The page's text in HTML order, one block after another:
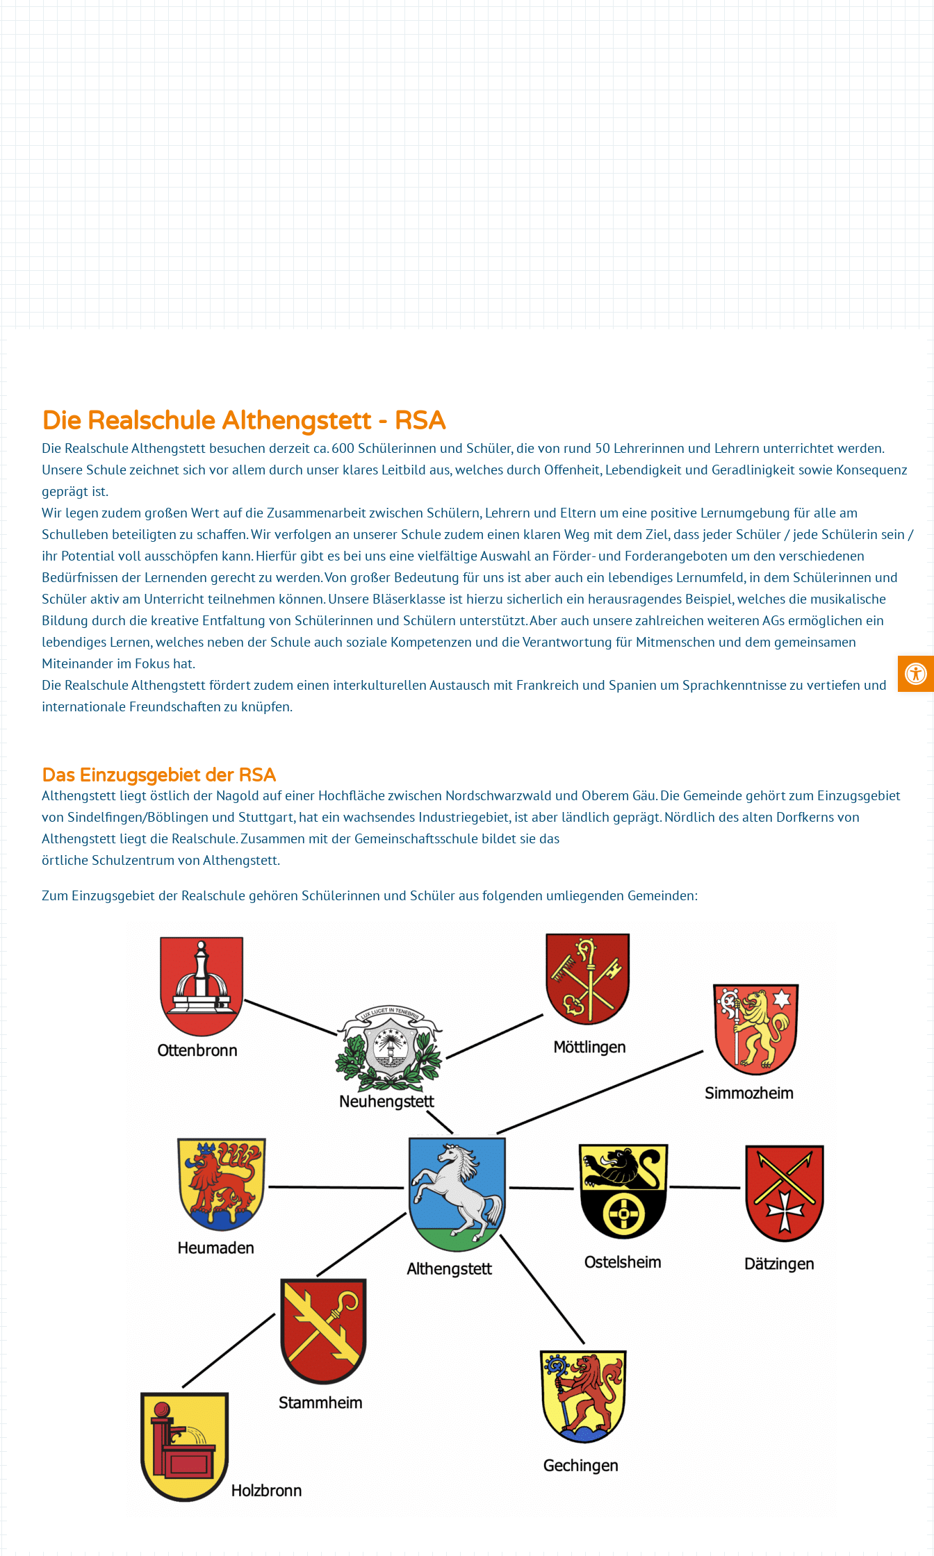
Die Realschule Althengstett - RSA
Die Realschule Althengstett besuchen derzeit ca. 600 Schülerinnen und Schüler, die von rund 50 Lehrerinnen und Lehrern unterrichtet werden.
Unsere Schule zeichnet sich vor allem durch unser klares Leitbild aus, welches durch Offenheit, Lebendigkeit und Geradlinigkeit sowie Konsequenz
geprägt ist.
Wir legen zudem großen Wert auf die Zusammenarbeit zwischen Schülern, Lehrern und Eltern um eine positive Lernumgebung für alle am
Schulleben beteiligten zu schaffen.Wir verfolgen an unserer Schule zudem einen klaren Weg mit dem Ziel, dass jeder Schüler / jede Schülerin sein /
ihr Potential voll ausschöpfen kann. Hierfür gibt es bei uns eine vielfältige Auswahl an Förder- und Forderangeboten um den verschiedenen
Bedürfnissen der Lernenden gerecht zu werden. Von großer Bedeutung für uns ist aber auch ein lebendiges Lernumfeld, in dem Schülerinnen und
Schüler aktiv am Unterricht teilnehmen können. Unsere Bläserklasse ist hierzu sicherlich ein herausragendes Beispiel, welches die musikalische
Bildung durch die kreative Entfaltung von Schülerinnen und Schülern unterstützt. Aber auch unsere zahlreichen weiteren AGs ermöglichen ein
lebendiges Lernen, welches neben der Schule auch soziale Kompetenzen und die Verantwortung für Mitmenschen und dem gemeinsamen
Miteinander im Fokus hat.
Die Realschule Althengstett fördert zudem einen interkulturellen Austausch mit Frankreich und Spanien um Sprachkenntnisse zu vertiefen und
internationale Freundschaften zu knüpfen.
Das Einzugsgebiet der RSA
Althengstett liegt östlich der Nagold auf einer Hochfläche zwischen Nordschwarzwald und Oberem Gäu. Die Gemeinde gehört zum Einzugsgebiet
von Sindelfingen/Böblingen und Stuttgart, hat ein wachsendes Industriegebiet, ist aber ländlich geprägt. Nördlich des alten Dorfkerns von
Althengstett liegt die Realschule. Zusammen mit der Gemeinschaftsschule bildet sie das
örtliche Schulzentrum von Althengstett.
Zum Einzugsgebiet der Realschule gehören Schülerinnen und Schüler aus folgenden umliegenden Gemeinden: